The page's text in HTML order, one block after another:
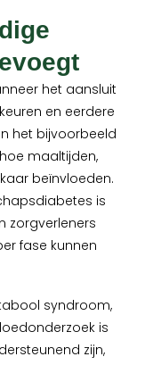
het aansluit
en eerdere
het bijvoorbeeld
maaltijden,
beïnvloeden.
is
zorgverleners
fase kunnen
syndroom,
is
zijn,